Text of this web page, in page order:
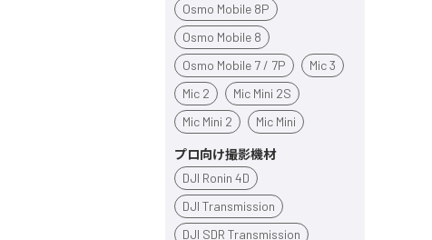
Osmo Mobile 8P
Osmo Mobile 8
Osmo Mobile 7 / 7P
Mic 3
Mic 2
Mic Mini 2S
Mic Mini 2
Mic Mini
プロ向け撮影機材
DJI Ronin 4D
DJI Transmission
DJI SDR Transmission